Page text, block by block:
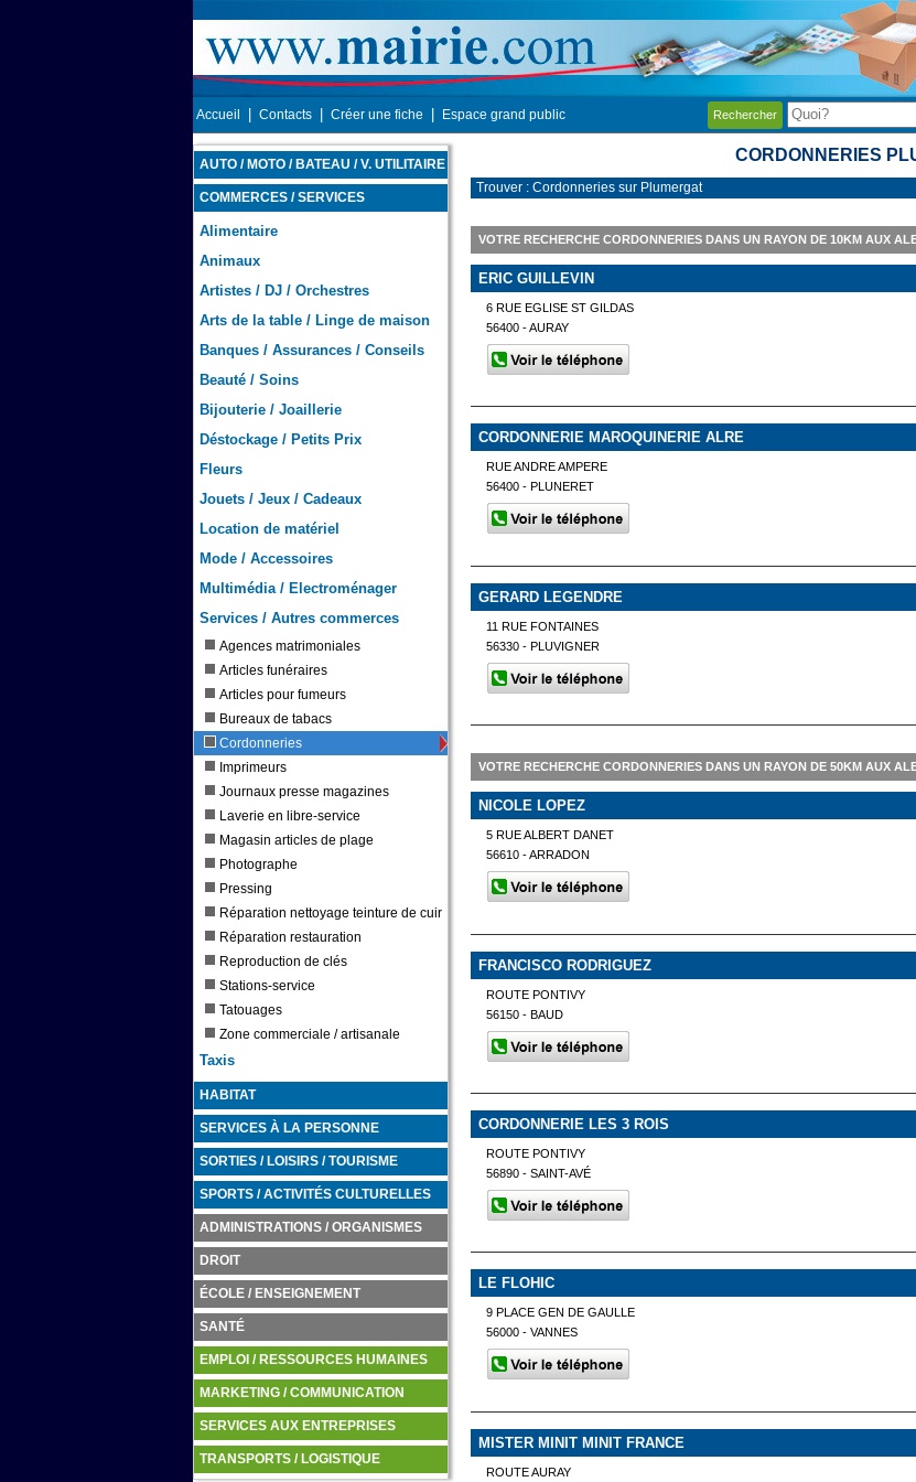
Accueil Contacts Créer une fiche Espace grand public Rechercher
AUTO / MOTO / BATEAU / V. UTILITAIRE
COMMERCES / SERVICES
Alimentaire
Animaux
Artistes / DJ / Orchestres
Arts de la table / Linge de maison
Banques / Assurances / Conseils
Beauté / Soins
Bijouterie / Joaillerie
Déstockage / Petits Prix
Fleurs
Jouets / Jeux / Cadeaux
Location de matériel
Mode / Accessoires
Multimédia / Electroménager
Services / Autres commerces
Agences matrimoniales
Articles funéraires
Articles pour fumeurs
Bureaux de tabacs
Cordonneries
Imprimeurs
Journaux presse magazines
Laverie en libre-service
Magasin articles de plage
Photographe
Pressing
Réparation nettoyage teinture de cuir
Réparation restauration
Reproduction de clés
Stations-service
Tatouages
Zone commerciale / artisanale
Taxis
HABITAT
SERVICES À LA PERSONNE
SORTIES / LOISIRS / TOURISME
SPORTS / ACTIVITÉS CULTURELLES
ADMINISTRATIONS / ORGANISMES
DROIT
ÉCOLE / ENSEIGNEMENT
SANTÉ
EMPLOI / RESSOURCES HUMAINES
MARKETING / COMMUNICATION
SERVICES AUX ENTREPRISES
TRANSPORTS / LOGISTIQUE
CORDONNERIES
Trouver : Cordonneries sur Plumergat
VOTRE RECHERCHE CORDONNERIES DANS UN RAYON DE 10KM AUX
ERIC GUILLEVIN
6 RUE EGLISE ST GILDAS
56400 - AURAY
CORDONNERIE MAROQUINERIE ALRE
RUE ANDRE AMPERE
56400 - PLUNERET
GERARD LEGENDRE
11 RUE FONTAINES
56330 - PLUVIGNER
VOTRE RECHERCHE CORDONNERIES DANS UN RAYON DE 50KM AUX
NICOLE LOPEZ
5 RUE ALBERT DANET
56610 - ARRADON
FRANCISCO RODRIGUEZ
ROUTE PONTIVY
56150 - BAUD
CORDONNERIE LES 3 ROIS
ROUTE PONTIVY
56890 - SAINT-AVÉ
LE FLOHIC
9 PLACE GEN DE GAULLE
56000 - VANNES
MISTER MINIT MINIT FRANCE
ROUTE AURAY